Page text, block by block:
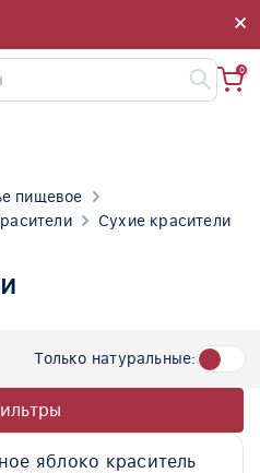
×
×
0
пищевое
Сухие красители
Только натуральные:
яблоко краситель